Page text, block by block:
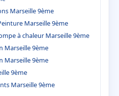
Marseille 9ème
Marseille 9ème
à chaleur Marseille 9ème
Marseille 9ème
Marseille 9ème
9ème
Marseille 9ème